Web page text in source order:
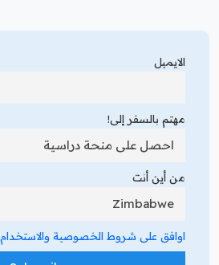
الايميل
مهتم بالسفر إلى!
من أين أنت
اوافق على شروط الخصوصية والاستخدام